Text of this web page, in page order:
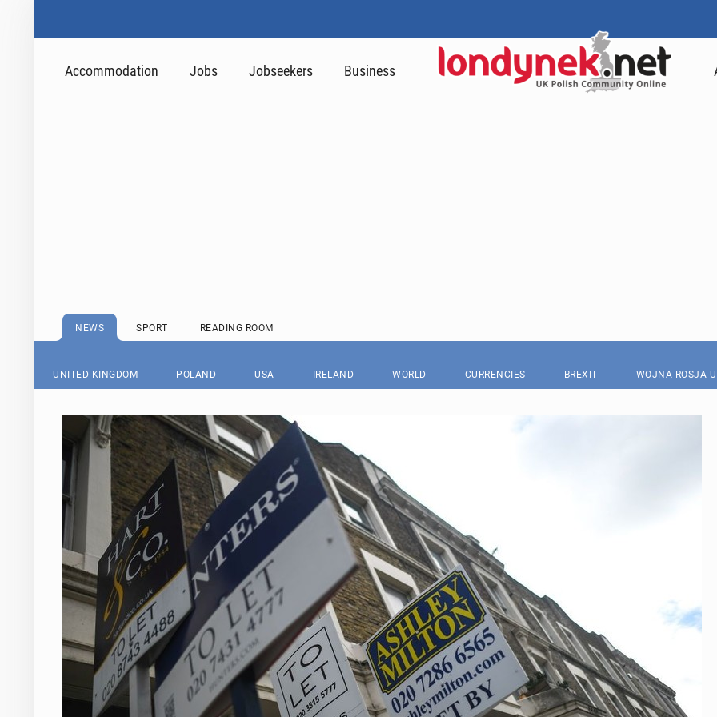
Accommodation Jobs Jobseekers Business
NEWS SPORT READING ROOM
UNITED KINGDOM POLAND USA IRELAND WORLD CURRENCIES BREXIT WOJNA ROSJA-